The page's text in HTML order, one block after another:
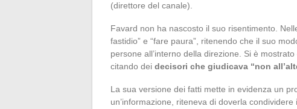
(direttore del canale).
Favard non ha nascosto il suo risentimento.
fastidio” e “fare paura”, ritenendo che il suo
persone all’interno della direzione. Si è
citando dei decisori che giudicava “non
La sua versione dei fatti mette in evidenza un
un’informazione, riteneva di doverla